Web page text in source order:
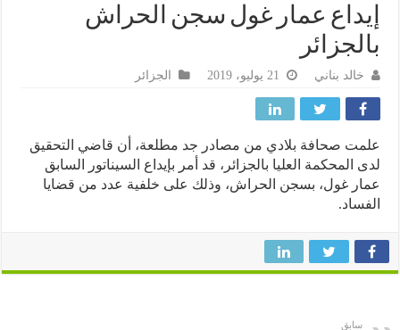
عمار غول سجن الحراش
خالد بناني الجزائر
صحافة بلادي من مصادر جد مطلعة، أن قاضي التحقيق
المحكمة العليا بالجزائر، قد أمر بإيداع السيناتور السابق
غول، بسجن الحراش، وذلك على خلفية عدد من قضايا